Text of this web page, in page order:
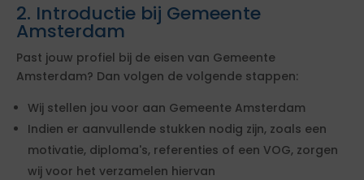
2. Introductie bij Gemeente
Amsterdam
Past jouw profiel bij de eisen van Gemeente
Amsterdam? Dan volgen de volgende stappen:
Wij stellen jou voor aan Gemeente Amsterdam
Indien er aanvullende stukken nodig zijn, zoals een
motivatie, diploma's, referenties of een VOG, zorgen
wij voor het verzamelen hiervan